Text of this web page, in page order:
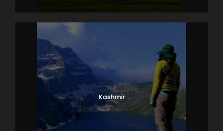
Kashmir